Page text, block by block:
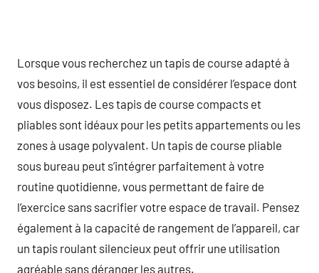
Lorsque vous recherchez un tapis de course adapté à
vos besoins, il est essentiel de considérer l’espace dont
vous disposez. Les tapis de course compacts et
pliables sont idéaux pour les petits appartements ou les
zones à usage polyvalent. Un tapis de course pliable
sous bureau peut s’intégrer parfaitement à votre
routine quotidienne, vous permettant de faire de
l’exercice sans sacrifier votre espace de travail. Pensez
également à la capacité de rangement de l’appareil, car
un tapis roulant silencieux peut offrir une utilisation
agréable sans déranger les autres.